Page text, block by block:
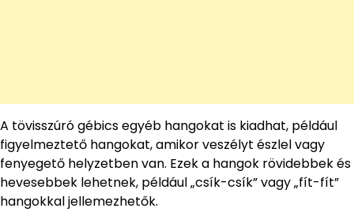
A tövisszúró gébics egyéb hangokat is kiadhat, például
figyelmeztető hangokat, amikor veszélyt észlel vagy
fenyegető helyzetben van. Ezek a hangok rövidebbek és
hevesebbek lehetnek, például „csík-csík” vagy „fít-fít”
hangokkal jellemezhetők.